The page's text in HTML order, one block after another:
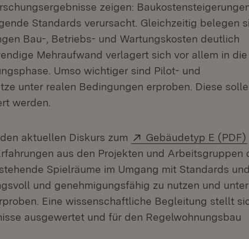
zeigen:
Standards verursacht. Gleichzeitig belegen
Bau-, Betriebs- und Wartungskosten deutlich
Mehraufwand verlagert sich vor allem in die
Umso wichtiger sind Pilot- und
unter realen Bedingungen erproben. Diese
werden.
aktuellen Diskurs zum Extern:
Gebäudetyp E (PDF)
aus den Projekten und Arbeitsgruppen
Spielräume im Umgang mit Standards und
und genehmigungsfähig zu nutzen und unter
Eine wissenschaftliche Begleitung stellt
ausgewertet und für den Regelwohnungsbau